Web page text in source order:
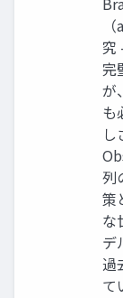
究
完
が
も
列
策
な
デ
過
て